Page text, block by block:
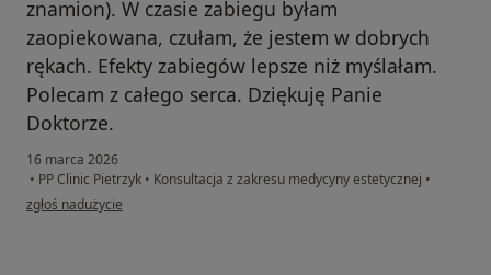
znamion). W czasie zabiegu byłam
zaopiekowana, czułam, że jestem w dobrych
rękach. Efekty zabiegów lepsze niż myślałam.
Polecam z całego serca. Dziękuję Panie
Doktorze.
16 marca 2026
• PP Clinic Pietrzyk • Konsultacja z zakresu medycyny estetycznej •
w opinii użytkownika Wdzięczna pacjentka
zgłoś nadużycie